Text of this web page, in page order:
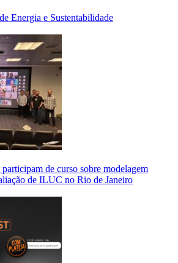
Energia e Sustentabilidade
de curso sobre modelagem
de ILUC no Rio de Janeiro